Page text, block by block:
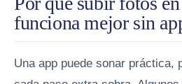
funciona mejor sin
Una app puede sonar práctica,